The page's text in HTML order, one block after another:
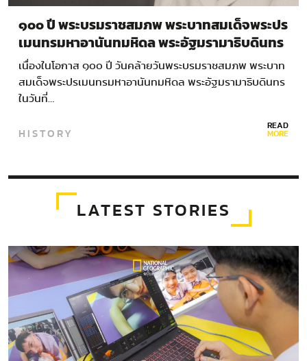
๑๐๐ ปี พระบรมราชสมภพ พระบาทสมเด็จพระปร
เมนทรมหาอานันทมหิดล พระอัฐมรามาธิบดินทร
เนื่องในโอกาส ๑๐๐ ปี วันคล้ายวันพระบรมราชสมภพ พระบาท
สมเด็จพระปรเมนทรมหาอานันทมหิดล พระอัฐมรามาธิบดินทร
ในวันที่…
HISTORY READ
MORE
LATEST STORIES